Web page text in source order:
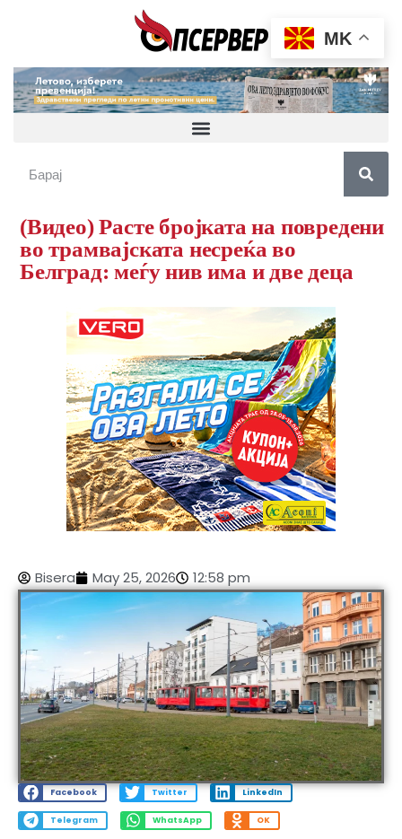
(Видео) Расте бројката на повредени
во трамвајската несреќа во
Белград: меѓу нив има и две деца
Bisera May 25, 2026 12:58 pm
Facebook Twitter LinkedIn
Telegram WhatsApp OK
MK